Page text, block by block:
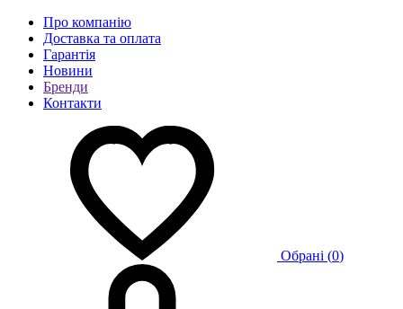
Про компанію
Доставка та оплата
Гарантія
Новини
Бренди
Контакти
Обрані (0)